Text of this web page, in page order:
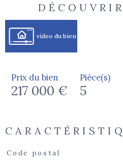
video du bien
Prix du bien
217 000 €
Pièce(s)
5
Caractéristiques Valeurs
Code postal